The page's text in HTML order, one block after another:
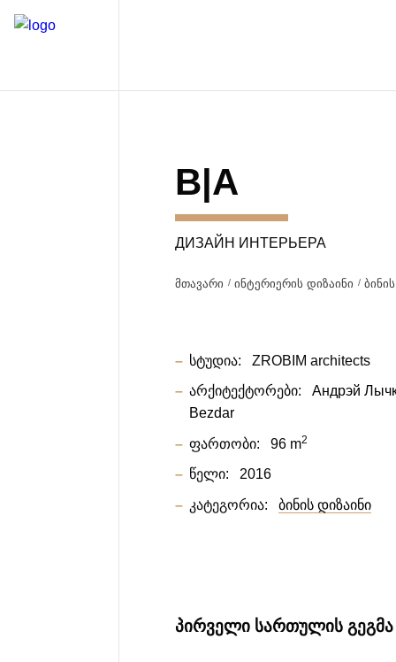
B|A
ДИЗАЙН ИНТЕРЬЕРА
მთავარი ინტერიერის დიზაინი
სტუდია: ZROBIM architects
არქიტექტორები: Андрэй
Bezdar
ფართობი: 96 m2
წელი: 2016
კატეგორია: ბინის დიზაინი
ᲞᲘᲠᲕᲔᲚᲘ ᲡᲐᲠᲗᲣᲚᲘᲡ ᲒᲔᲒᲛᲐ